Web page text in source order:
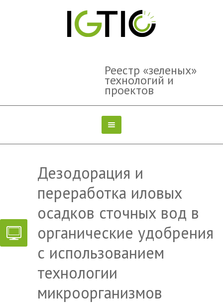
Реестр «зеленых»
технологий и
проектов
Дезодорация и
переработка иловых
осадков сточных вод в
органические удобрения
с использованием
технологии
микроорганизмов